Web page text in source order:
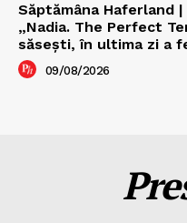
Săptămâna Haferland
„Nadia. The Perfect
săseşti, în ultima zi a
09/08/2026